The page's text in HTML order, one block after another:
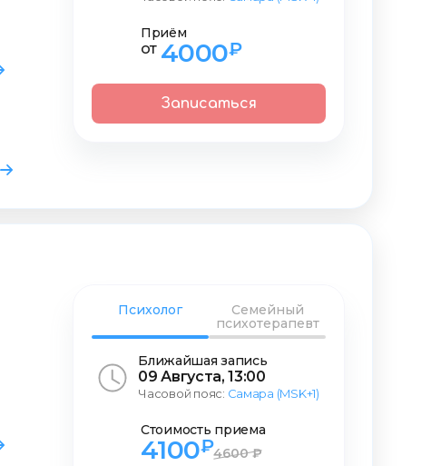
Приём
от 4000₽
Записаться
Психолог
Семейный
психотерапевт
Ближайшая запись
09 Августа, 13:00
Часовой пояс: Самара (MSK+1)
Стоимость приема
4100₽4600 ₽